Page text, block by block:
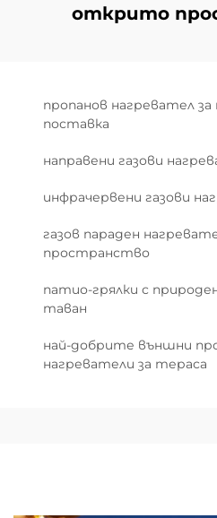
открито
пропанов нагревател
поставка
направени газови
инфрачервени газови
газов параден
пространство
патио-грялки с
таван
най-добрите външни
нагреватели за тераса